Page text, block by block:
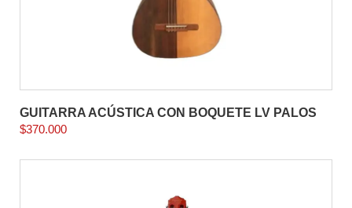
GUITARRA ACÚSTICA CON BOQUETE LV PALOS
$370.000